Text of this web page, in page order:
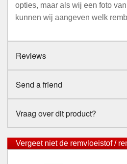
opties, maar als wij een foto
kunnen wij aangeven welk
Reviews
Send a friend
Vraag over dit product?
Vergeet niet de remvloeistof /